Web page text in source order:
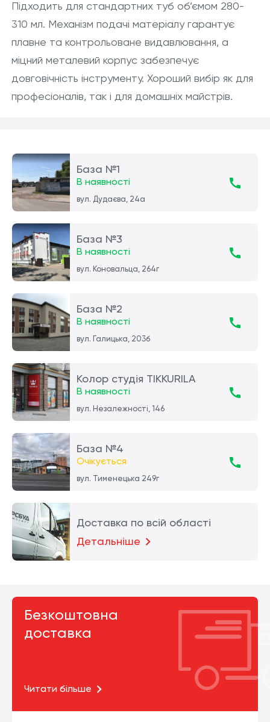
Підходить для стандартних туб об’ємом 280-
310 мл. Механізм подачі матеріалу гарантує
плавне та контрольоване видавлювання, а
міцний металевий корпус забезпечує
довговічність інструменту. Хороший вибір як для
професіоналів, так і для домашніх майстрів.
База №1
В наявності
вул. Дудаєва, 24а
База №3
В наявності
вул. Коновальца, 264г
База №2
В наявності
вул. Галицька, 203б
Колор студія TIKKURILA
В наявності
вул. Незалежності, 146
База №4
Очікується
вул. Тименецька 249г
Доставка по всій області
Детальніше
Безкоштовна
доставка
Читати більше